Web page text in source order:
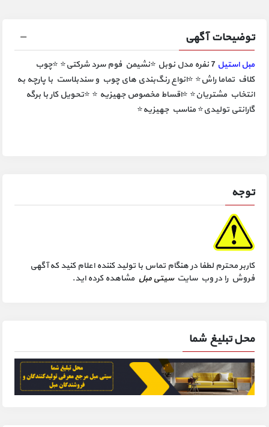
توضیحات آگهی
مبل استیل
7 نفره مدل نوبل ⭐نشیمن فوم سرد شرکتی⭐ ⭐چوب
کلاف تماما راش⭐ ⭐انواع رنگ‌بندی های چوب و سندبلاست با پارچه به
انتخاب مشتریان⭐ ⭐اقساط مخصوص جهیزیه ⭐ ⭐تحویل کار با برگه
گارانتی تولیدی⭐ مناسب جهیزیه⭐
توجه
کاربر محترم لطفا در هنگام تماس با تولید کننده اعلام کنید که آگهی
فروش را در وب سایتسیتی مبل مشاهده کرده اید.
محل تبلیغ شما